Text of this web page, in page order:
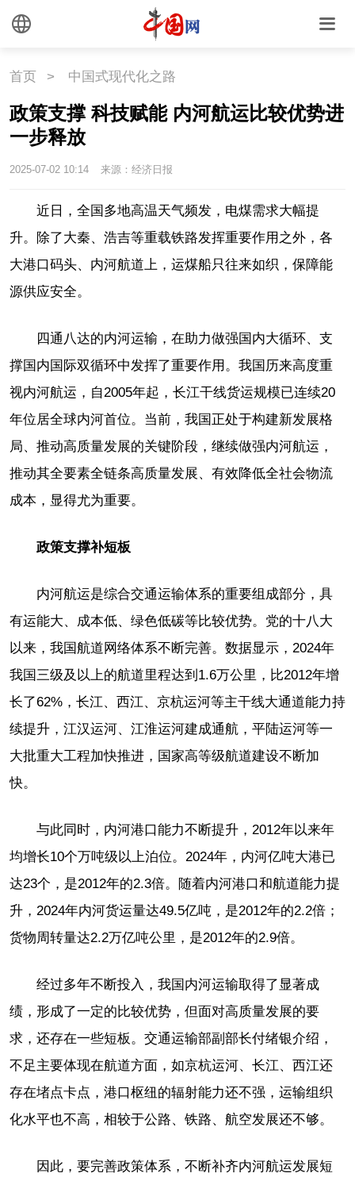
首页 > 中国式现代化之路
政策支撑 科技赋能 内河航运比较优势进
一步释放
2025-07-02 10:14 来源：经济日报
近日，全国多地高温天气频发，电煤需求大幅提
升。除了大秦、浩吉等重载铁路发挥重要作用之外，各
大港口码头、内河航道上，运煤船只往来如织，保障能
源供应安全。
四通八达的内河运输，在助力做强国内大循环、支
撑国内国际双循环中发挥了重要作用。我国历来高度重
视内河航运，自2005年起，长江干线货运规模已连续20
年位居全球内河首位。当前，我国正处于构建新发展格
局、推动高质量发展的关键阶段，继续做强内河航运，
推动其全要素全链条高质量发展、有效降低全社会物流
成本，显得尤为重要。
政策支撑补短板
内河航运是综合交通运输体系的重要组成部分，具
有运能大、成本低、绿色低碳等比较优势。党的十八大
以来，我国航道网络体系不断完善。数据显示，2024年
我国三级及以上的航道里程达到1.6万公里，比2012年增
长了62%，长江、西江、京杭运河等主干线大通道能力持
续提升，江汉运河、江淮运河建成通航，平陆运河等一
大批重大工程加快推进，国家高等级航道建设不断加
快。
与此同时，内河港口能力不断提升，2012年以来年
均增长10个万吨级以上泊位。2024年，内河亿吨大港已
达23个，是2012年的2.3倍。随着内河港口和航道能力提
升，2024年内河货运量达49.5亿吨，是2012年的2.2倍；
货物周转量达2.2万亿吨公里，是2012年的2.9倍。
经过多年不断投入，我国内河运输取得了显著成
绩，形成了一定的比较优势，但面对高质量发展的要
求，还存在一些短板。交通运输部副部长付绪银介绍，
不足主要体现在航道方面，如京杭运河、长江、西江还
存在堵点卡点，港口枢纽的辐射能力还不强，运输组织
化水平也不高，相较于公路、铁路、航空发展还不够。
因此，要完善政策体系，不断补齐内河航运发展短